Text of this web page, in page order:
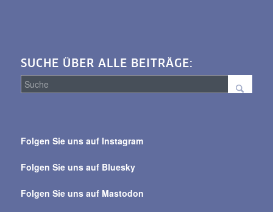
SUCHE ÜBER ALLE BEITRÄGE:
alle
Folgen Sie uns auf Instagram
Folgen Sie uns auf Bluesky
Folgen Sie uns auf Mastodon